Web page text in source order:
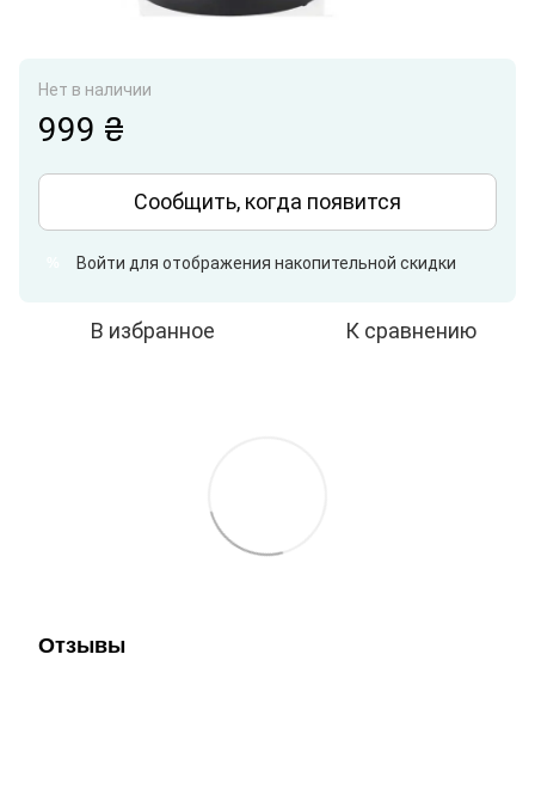
Нет в наличии
999 ₴
Сообщить, когда появится
Войти для отображения накопительной скидки
В избранное К сравнению
Отзывы